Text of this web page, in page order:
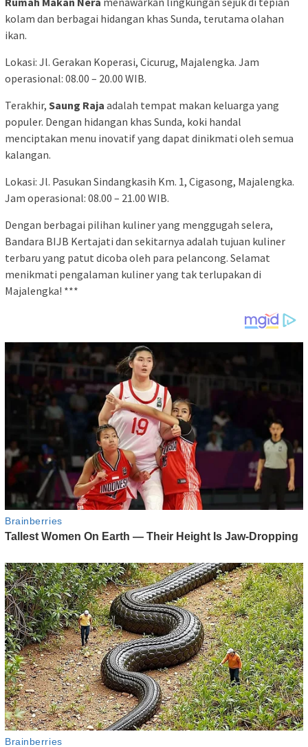
kolam dan berbagai hidangan khas Sunda, terutama olahan
ikan.
Lokasi: Jl. Gerakan Koperasi, Cicurug, Majalengka. Jam
operasional: 08.00 – 20.00 WIB.
Terakhir, Saung Raja adalah tempat makan keluarga yang
populer. Dengan hidangan khas Sunda, koki handal
menciptakan menu inovatif yang dapat dinikmati oleh semua
kalangan.
Lokasi: Jl. Pasukan Sindangkasih Km. 1, Cigasong, Majalengka.
Jam operasional: 08.00 – 21.00 WIB.
Dengan berbagai pilihan kuliner yang menggugah selera,
Bandara BIJB Kertajati dan sekitarnya adalah tujuan kuliner
terbaru yang patut dicoba oleh para pelancong. Selamat
menikmati pengalaman kuliner yang tak terlupakan di
Majalengka! ***